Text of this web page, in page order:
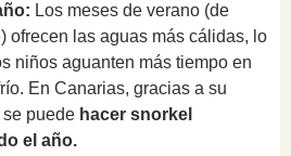
Los meses de verano (de
ofrecen las aguas más cálidas, lo
niños aguanten más tiempo en
En Canarias, gracias a su
puede hacer snorkel
el año.